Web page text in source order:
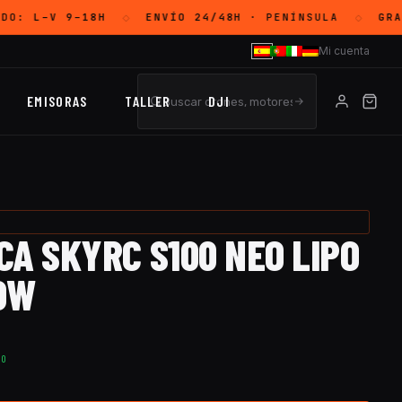
L–V 9–18H ENVÍO 24/48H· PENÍNSULA
Mi cuenta
EMISORAS TALLER DJI
SKYRC S100 NEO LIPO
S100 Neo LiPo 1-6s 10A 100W